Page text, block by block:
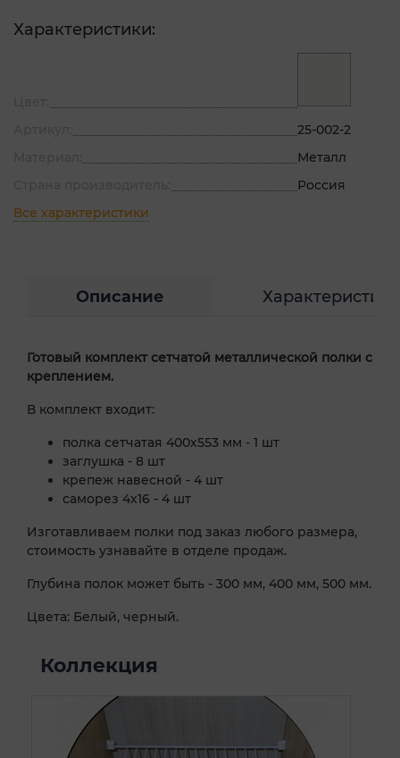
Характеристики:
25-002-2
Металл
Россия
Все характеристики
Описание Характеристики
Готовый комплект сетчатой металлической полки с
креплением.
В комплект входит:
полка сетчатая 400х553 мм - 1 шт
заглушка - 8 шт
крепеж навесной - 4 шт
саморез 4х16 - 4 шт
Изготавливаем полки под заказ любого размера,
стоимость узнавайте в отделе продаж.
Глубина полок может быть - 300 мм, 400 мм, 500 мм.
Цвета: Белый, черный.
Коллекция